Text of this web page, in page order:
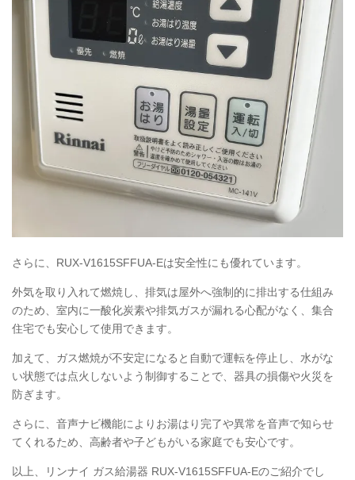
さらに、RUX-V1615SFFUA-Eは安全性にも優れています。
外気を取り入れて燃焼し、排気は屋外へ強制的に排出する仕組み
のため、室内に一酸化炭素や排気ガスが漏れる心配がなく、集合
住宅でも安心して使用できます。
加えて、ガス燃焼が不安定になると自動で運転を停止し、水がな
い状態では点火しないよう制御することで、器具の損傷や火災を
防ぎます。
さらに、音声ナビ機能によりお湯はり完了や異常を音声で知らせ
てくれるため、高齢者や子どもがいる家庭でも安心です。
以上、リンナイ ガス給湯器 RUX-V1615SFFUA-Eのご紹介でし